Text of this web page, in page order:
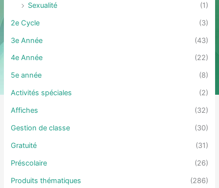
Sexualité
(1)
2e Cycle
(3)
3e Année
(43)
4e Année
(22)
5e année
(8)
Activités spéciales
(2)
Affiches
(32)
Gestion de classe
(30)
Gratuité
(31)
Préscolaire
(26)
Produits thématiques
(286)